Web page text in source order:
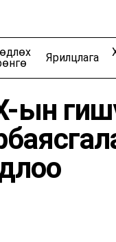
Эдийн
Хөрөнгө
Ухаалаг
Ярилцлага
ын